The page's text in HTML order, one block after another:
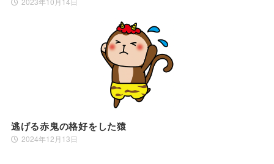
逃げる赤鬼の格好をした猿
2024年12月13日